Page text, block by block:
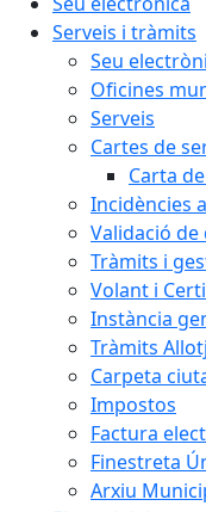
Serveis i tràmits
Seu
Oficines
Serveis
Cartes de
Carta
Incidències
Validació
Tràmits i
Volant i
Instància
Tràmits
Carpeta
Impostos
Factura
Finestreta
Arxiu